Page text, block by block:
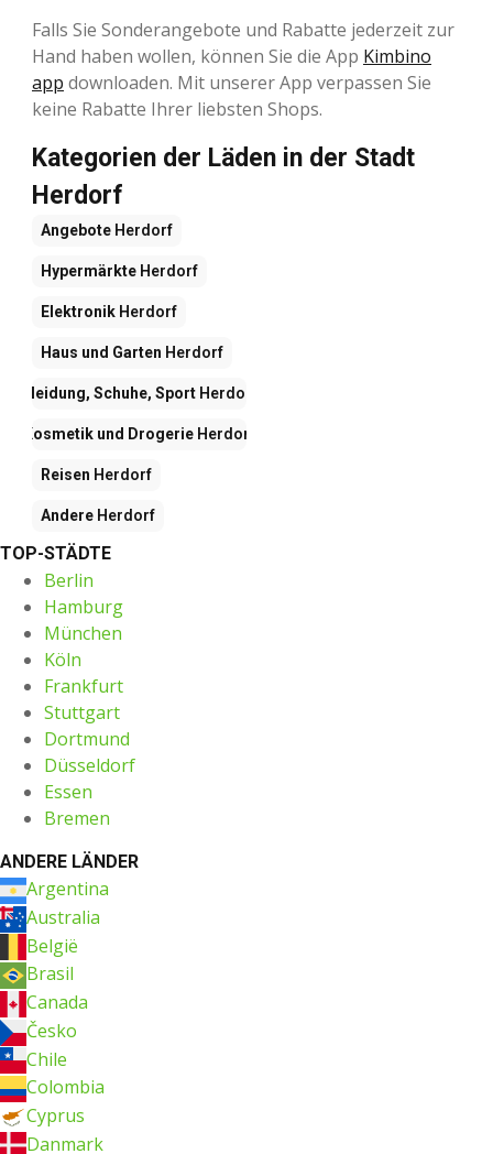
Falls Sie Sonderangebote und Rabatte jederzeit zur
Hand haben wollen, können Sie die App Kimbino
app downloaden. Mit unserer App verpassen Sie
keine Rabatte Ihrer liebsten Shops.
Kategorien der Läden in der Stadt
Herdorf
Angebote Herdorf
Hypermärkte Herdorf
Elektronik Herdorf
Haus und Garten Herdorf
Kleidung, Schuhe, Sport Herdorf
Kosmetik und Drogerie Herdorf
Reisen Herdorf
Andere Herdorf
TOP-STÄDTE
Berlin
Hamburg
München
Köln
Frankfurt
Stuttgart
Dortmund
Düsseldorf
Essen
Bremen
ANDERE LÄNDER
Argentina
Australia
België
Brasil
Canada
Česko
Chile
Colombia
Cyprus
Danmark